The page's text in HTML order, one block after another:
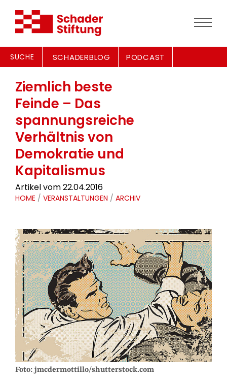
SUCHE SCHADERBLOG PODCAST
Ziemlich beste
Feinde – Das
spannungsreiche
Verhältnis von
Demokratie und
Kapitalismus
Artikel vom 22.04.2016
HOME / VERANSTALTUNGEN / ARCHIV
Foto: jmcdermottillo/shutterstock.com